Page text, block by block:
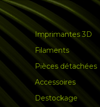
Imprimantes 3D
Filaments
Pièces détachées
Accessoires
Destockage